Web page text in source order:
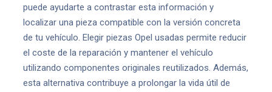
puede ayudarte a contrastar esta información y
localizar una pieza compatible con la versión concreta
de tu vehículo. Elegir piezas Opel usadas permite reducir
el coste de la reparación y mantener el vehículo
utilizando componentes originales reutilizados. Además,
esta alternativa contribuye a prolongar la vida útil de